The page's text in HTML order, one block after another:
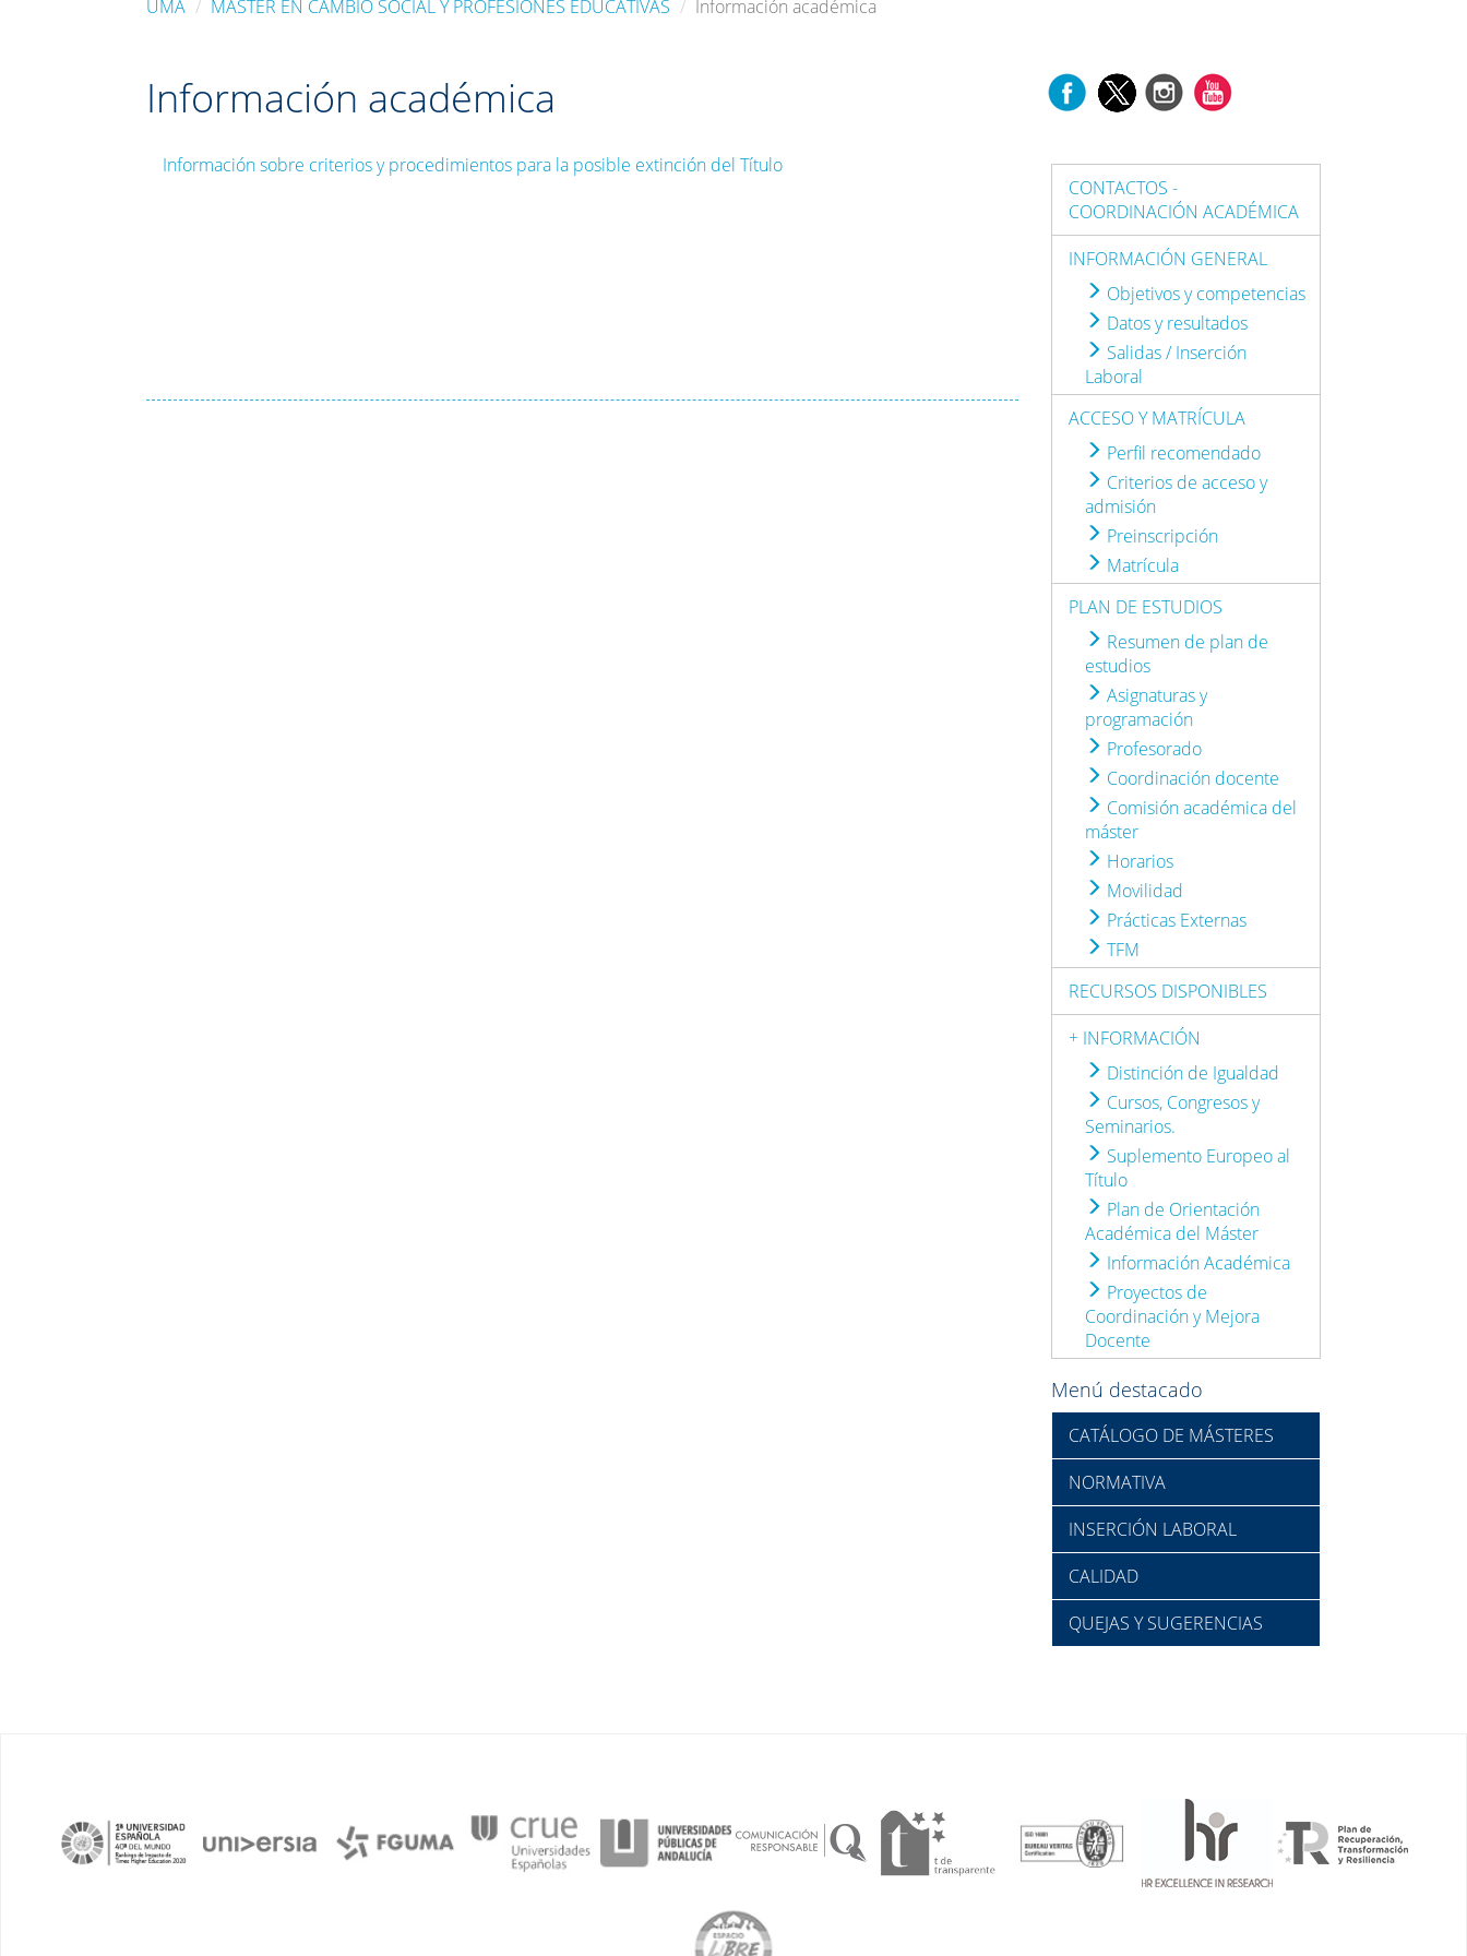
UMA MÁSTER EN CAMBIO SOCIAL Y PROFESIONES EDUCATIVAS Información académica
Información académica
Información sobre criterios y procedimientos para la posible extinción del Título
CONTACTOS -
COORDINACIÓN ACADÉMICA
INFORMACIÓN GENERAL
Objetivos y competencias
Datos y resultados
Salidas / Inserción
Laboral
ACCESO Y MATRÍCULA
Perfil recomendado
Criterios de acceso y
admisión
Preinscripción
Matrícula
PLAN DE ESTUDIOS
Resumen de plan de
estudios
Asignaturas y
programación
Profesorado
Coordinación docente
Comisión académica del
máster
Horarios
Movilidad
Prácticas Externas
TFM
RECURSOS DISPONIBLES
+ INFORMACIÓN
Distinción de Igualdad
Cursos, Congresos y
Seminarios.
Suplemento Europeo al
Título
Plan de Orientación
Académica del Máster
Información Académica
Proyectos de
Coordinación y Mejora
Docente
Menú destacado
CATÁLOGO DE MÁSTERES
NORMATIVA
INSERCIÓN LABORAL
CALIDAD
QUEJAS Y SUGERENCIAS